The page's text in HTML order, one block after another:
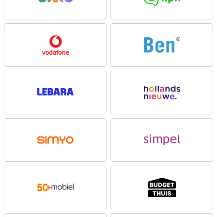
sterke titanium scharnierplaat is het toestel extra duurzaam. Hij is
spatwater. En met 20% dunnere schermranden dan zijn voorganger
Gebruik je apps zonder open te klappen
512GB Donkergroen is meer dan alleen een notificatiescherm. Je
zonder je toestel te openen. Met een verversingssnelheid van
165Hz en HDR10+ zie je alles scherp en vloeiend, zelfs in fel
Ceramics is het scherm ook nog eens extra kras- en valbestendig.
High-end camera systeem
Foto’s en video’s maken was nog nooit zo veelzijdig. De Razr 60
beeldstabilisatie (OIS), een ultragroothoeklens die ook als
ondersteuning maak je altijd scherpe, heldere opnames, zelfs bij
weinig licht. Gebruik Flex View om handsfree te fotograferen vanuit
verschillende hoeken, of spiegel je beeld op het externe scherm
zodat iedereen goed in beeld staat.